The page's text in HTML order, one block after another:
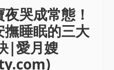
哭成常態！
撫睡眠的三大
|愛月嫂